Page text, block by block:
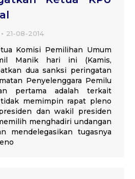
21-08-2014
Komisi Pemilihan Umum
Manik hari ini (Kamis,
dua sanksi peringatan
Penyelenggara Pemilu
pertama adalah terkait
memimpin rapat pleno
dan wakil presiden
menghadiri undangan
mendelegasikan tugasnya